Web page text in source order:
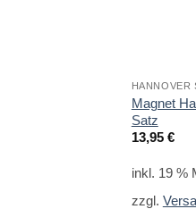
HANNOVER
Magnet
Satz
13,95 €
inkl. 19 %
zzgl.